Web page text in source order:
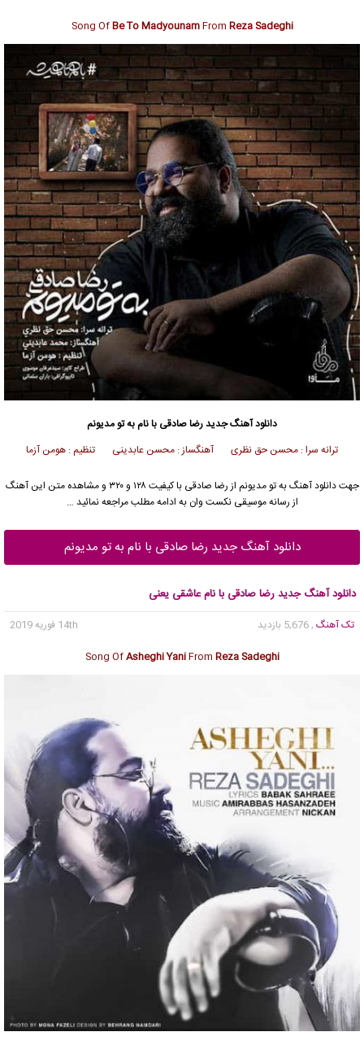
Song OfBe To MadyounamFrom Reza Sadeghi
دانلود آهنگ جدیدرضا صادقی با نام به تو مدیونم
ترانه سرا : محسن حق نظری آهنگساز : محسن عابدینی تنظیم : هومن آزما
جهت دانلود آهنگ به تو مدیونم از رضا صادقی
با کیفیت ۱۲۸ و ۳۲۰ و مشاهده متن این آهنگ
از رسانه موسیقی نکست وان به ادامه مطلب مراجعه نمائید …
دانلود آهنگ جدید رضا صادقی با نام به تو مدیونم
دانلود آهنگ جدید رضا صادقی با نام عاشقی یعنی
تک آهنگ , 5,676 بازدید
14th فوریه 2019
Song OfAsheghi YaniFrom Reza Sadeghi